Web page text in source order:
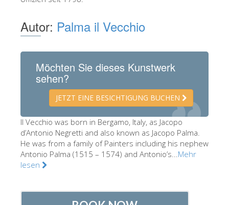
Die Kunstwerke
Die Künstler
Andere Museen
Bargello Museum
Galleria Accademia
Palatina Galerie
San Marco Museum
Autor: Palma il Vecchio
Möchten Sie dieses Kunstwerk
sehen?
JETZT EINE BESICHTIGUNG BUCHEN
Il Vecchio was born in Bergamo, Italy, as Jacopo
d’Antonio Negretti and also known as Jacopo Palma.
He was from a family of Painters including his nephew
Antonio Palma (1515 – 1574) and Antonio’s...Mehr
lesen